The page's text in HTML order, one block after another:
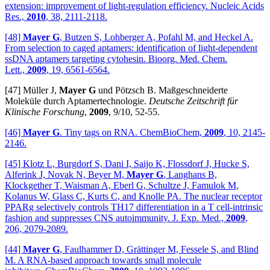
extension: improvement of light-regulation efficiency. Nucleic Acids
Res., 2010, 38, 2111-2118.
[48] Mayer G, Butzen S, Lohberger A, Pofahl M, and Heckel A.
From selection to caged aptamers: identification of light-dependent
ssDNA aptamers targeting cytohesin. Bioorg. Med. Chem.
Lett., 2009, 19, 6561-6564.
[47] Müller J, Mayer G und Pötzsch B. Maßgeschneiderte
Moleküle durch Aptamertechnologie. Deutsche Zeitschrift für
Klinische Forschung, 2009, 9/10, 52-55.
[46] Mayer G. Tiny tags on RNA. ChemBioChem, 2009, 10, 2145-
2146.
[45] Klotz L, Burgdorf S, Dani I, Saijo K, Flossdorf J, Hucke S,
Alferink J, Novak N, Beyer M, Mayer G, Langhans B,
Klockgether T, Waisman A, Eberl G, Schultze J, Famulok M,
Kolanus W, Glass C, Kurts C, and Knolle PA. The nuclear receptor
PPARg selectively controls TH17 differentiation in a T cell-intrinsic
fashion and suppresses CNS autoimmunity. J. Exp. Med., 2009,
206, 2079-2089.
[44] Mayer G, Faulhammer D, Grättinger M, Fessele S, and Blind
M. A RNA-based approach towards small molecule